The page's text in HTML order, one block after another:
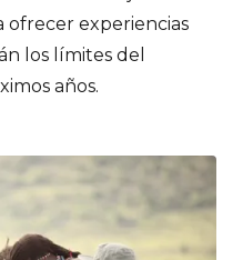
ofrecer experiencias
los límites del
años.